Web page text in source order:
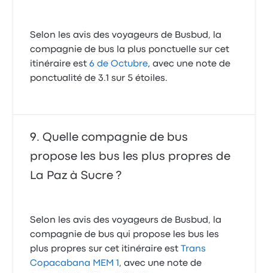
Selon les avis des voyageurs de Busbud, la
compagnie de bus la plus ponctuelle sur cet
itinéraire est6 de Octubre, avec une note de
ponctualité de 3.1 sur 5 étoiles.
Quelle compagnie de bus
propose les bus les plus propres de
La Paz à Sucre ?
Selon les avis des voyageurs de Busbud, la
compagnie de bus qui propose les bus les
plus propres sur cet itinéraire est
Trans
Copacabana MEM 1 , avec une note de